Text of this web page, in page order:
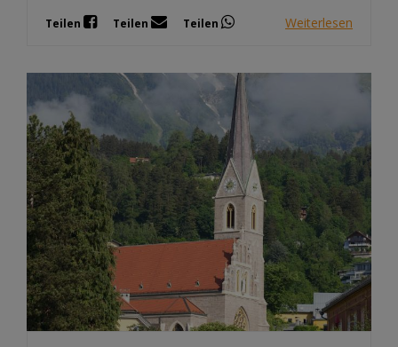
Teilen Teilen Teilen Weiterlesen